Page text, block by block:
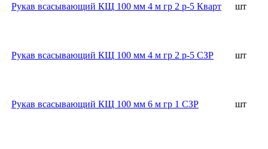
Рукав всасывающий КЩ 100 мм 4 м гр 2 р-5 Кварт шт
Рукав всасывающий КЩ 100 мм 4 м гр 2 р-5 СЗР шт
Рукав всасывающий КЩ 100 мм 6 м гр 1 СЗР шт